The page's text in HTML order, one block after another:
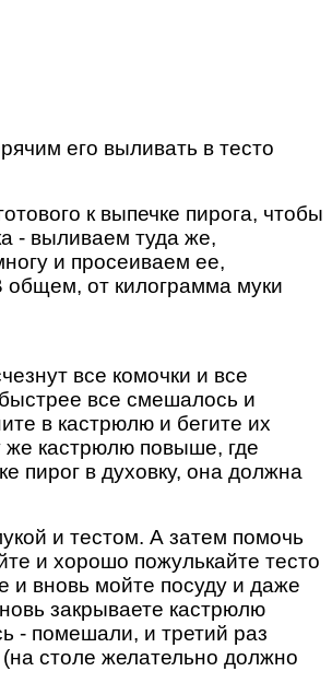
его выливать в тесто
к выпечке пирога, чтобы
- выливаем туда же,
и просеиваем ее,
общем, от килограмма муки
все комочки и все
все смешалось и
в кастрюлю и бегите их
же кастрюлю повыше, где
пирог в духовку, она должна
и тестом. А затем помочь
и хорошо пожулькайте тесто
и вновь мойте посуду и даже
закрываете кастрюлю
- помешали, и третий раз
столе желательно должно